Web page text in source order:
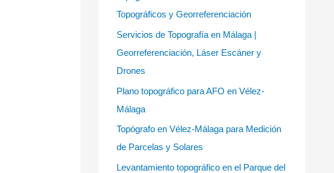
Topográficos y Georreferenciación
Servicios de Topografía en Málaga |
Georreferenciación, Láser Escáner y
Drones
Plano topográfico para AFO en Vélez-
Málaga
Topógrafo en Vélez-Málaga para Medición
de Parcelas y Solares
Levantamiento topográfico en el Parque del